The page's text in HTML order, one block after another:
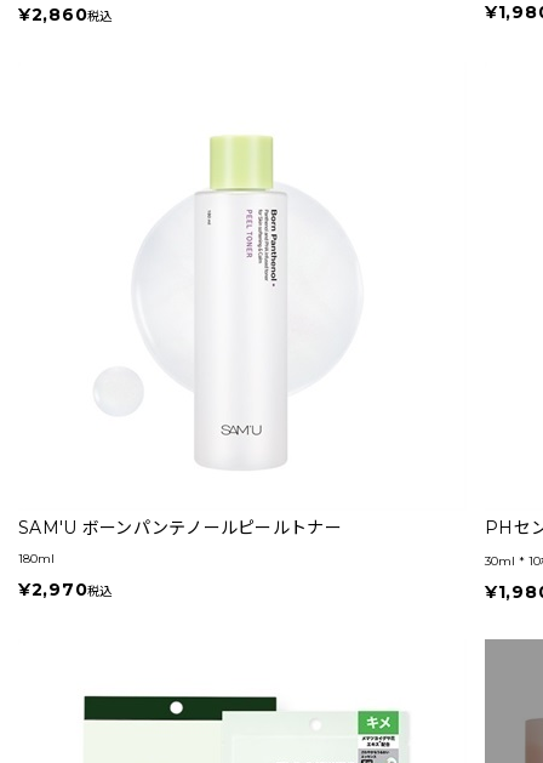
¥2,860税込
SAM'U ボーンパンテノールピールトナー
180ml
¥2,970税込
PHセ
30ml * 10